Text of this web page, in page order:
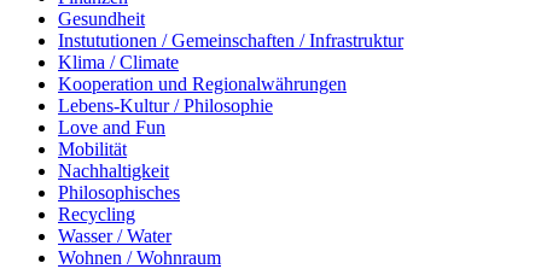
Gesundheit
Instututionen / Gemeinschaften / Infrastruktur
Klima / Climate
Kooperation und Regionalwährungen
Lebens-Kultur / Philosophie
Love and Fun
Mobilität
Nachhaltigkeit
Philosophisches
Recycling
Wasser / Water
Wohnen / Wohnraum